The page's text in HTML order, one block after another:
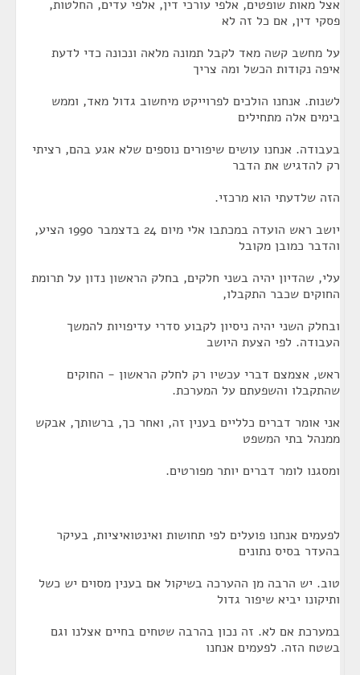
אצל מאות שופטים, אלפי עורכי דין, אלפי עדים, החלטות,
פסקי דין, אם כל זה לא
על מחשב קשה מאד לקבל תמונה מלאה ונכונה כדי לדעת
איפה נקודות הכשל ומה צריך
לשנות. אנחנו הולכים לפרוייקט מיחשוב גדול מאד, וממש
בימים אלה מתחילים
בעבודה. אנחנו עושים שיפורים נוספים שלא אגע בהם, רציתי
רק להדגיש את הדבר
הזה שלדעתי הוא מרכזי.
יושב ראש הועדה במכתבו אלי מיום 24 בדצמבר 1990 הציע,
והדבר כמובן מקובל
עלי, שהדיון יהיה בשני חלקים, בחלק הראשון נדון על תרומת
החוקים שכבר התקבלו,
ובחלק השני יהיה ניסיון לקבוע סדרי עדיפויות להמשך
העבודה. לפי הצעת היושב
ראש, אצמצם דברי עכשיו רק לחלק הראשון - החוקים
שהתקבלו והשפעתם על המערכת.
אני אומר דברים כלליים בענין זה, ואחר כך, ברשותך, אבקש
ממנהל בתי המשפט
ומסגנו לומר דברים יותר מפורטים.
לפעמים אנחנו פועלים לפי תחושות ואינטואיציות, בעיקר
בהעדר בסיס נתונים
טוב. יש הרבה מן ההערכה בשיקול אם בענין מסוים יש כשל
ותיקונו יביא שיפור גדול
במערכת אם לא. זה נכון בהרבה שטחים בחיים אצלנו וגם
בשטח הזה. לפעמים אנחנו